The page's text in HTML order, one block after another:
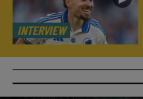
INTERVIEW